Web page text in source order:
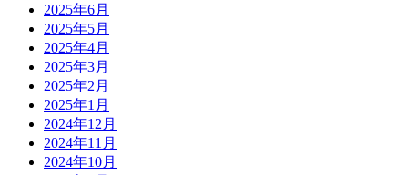
2025年6月
2025年5月
2025年4月
2025年3月
2025年2月
2025年1月
2024年12月
2024年11月
2024年10月